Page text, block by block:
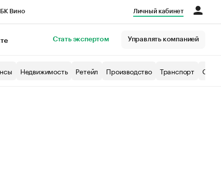
Вино Личный кабинет
Стать экспертом Управлять компанией
Недвижимость Ретейл Производство Транспорт